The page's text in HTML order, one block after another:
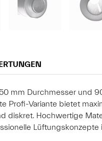
mm Durchmesser und
Profi-Variante bietet
diskret. Hochwertige